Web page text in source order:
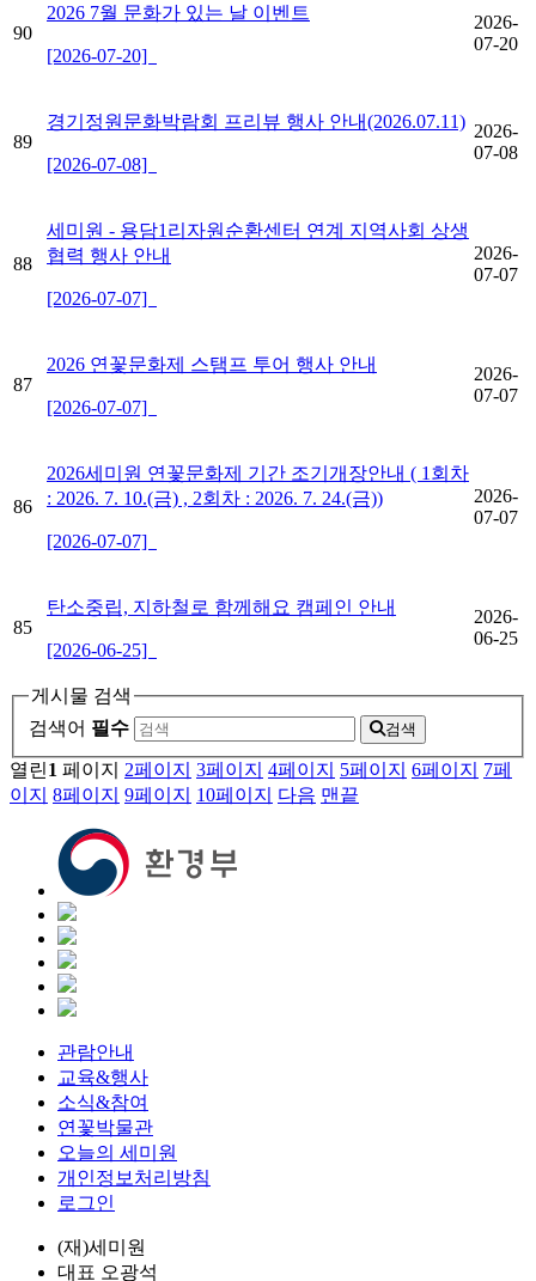
90
2026 7월 문화가 있는 날 이벤트
[2026-07-20]
2026-
07-20
89
경기정원문화박람회 프리뷰 행사 안내(2026.07.11)
[2026-07-08]
2026-
07-08
88
세미원 - 용담1리자원순환센터 연계 지역사회 상생
협력 행사 안내
[2026-07-07]
2026-
07-07
87
2026 연꽃문화제 스탬프 투어 행사 안내
[2026-07-07]
2026-
07-07
86
2026세미원 연꽃문화제 기간 조기개장안내 ( 1회차
: 2026. 7. 10.(금) , 2회차 : 2026. 7. 24.(금))
[2026-07-07]
2026-
07-07
85
탄소중립, 지하철로 함께해요 캠페인 안내
[2026-06-25]
2026-
06-25
게시물 검색
검색어 필수 검색
열린1 페이지 2페이지 3페이지 4페이지 5페이지 6페이지 7페
이지 8페이지 9페이지 10페이지 다음 맨끝
관람안내
교육&행사
소식&참여
연꽃박물관
오늘의 세미원
개인정보처리방침
로그인
(재)세미원
대표 오광석